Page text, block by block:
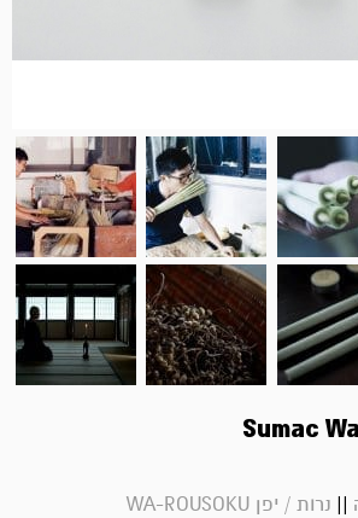
|| נרות / יפן WA-ROUSOKU